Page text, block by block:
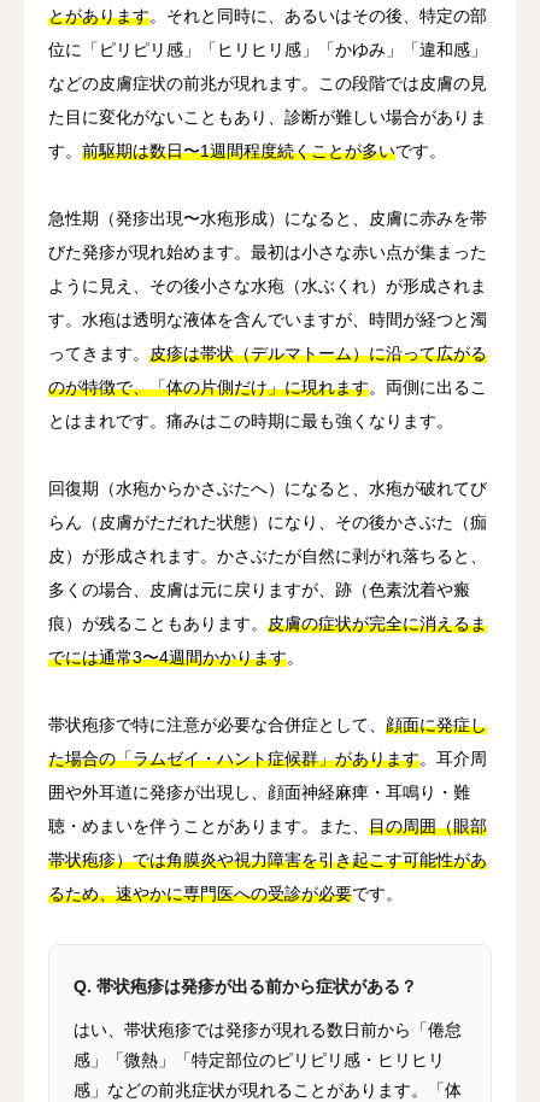
とがあります。それと同時に、あるいはその後、特定の部
位に「ピリピリ感」「ヒリヒリ感」「かゆみ」「違和感」
などの皮膚症状の前兆が現れます。この段階では皮膚の見
た目に変化がないこともあり、診断が難しい場合がありま
す。 前駆期は数日〜1週間程度続くことが多いです。
急性期（発疹出現〜水疱形成）になると、皮膚に赤みを帯
びた発疹が現れ始めます。最初は小さな赤い点が集まった
ように見え、その後小さな水疱（水ぶくれ）が形成されま
す。水疱は透明な液体を含んでいますが、時間が経つと濁
ってきます。 皮疹は帯状（デルマトーム）に沿って広がる
のが特徴で、「体の片側だけ」に現れます。両側に出るこ
とはまれです。痛みはこの時期に最も強くなります。
回復期（水疱からかさぶたへ）になると、水疱が破れてび
らん（皮膚がただれた状態）になり、その後かさぶた（痂
皮）が形成されます。かさぶたが自然に剥がれ落ちると、
多くの場合、皮膚は元に戻りますが、跡（色素沈着や瘢
痕）が残ることもあります。 皮膚の症状が完全に消えるま
でには通常3〜4週間かかります。
帯状疱疹で特に注意が必要な合併症として、 顔面に発症し
た場合の「ラムゼイ・ハント症候群」があります。耳介周
囲や外耳道に発疹が出現し、顔面神経麻痺・耳鳴り・難
聴・めまいを伴うことがあります。また、 目の周囲（眼部
帯状疱疹）では角膜炎や視力障害を引き起こす可能性があ
るため、速やかに専門医への受診が必要です。
Q. 帯状疱疹は発疹が出る前から症状がある？
はい、帯状疱疹では発疹が現れる数日前から「倦怠
感」「微熱」「特定部位のピリピリ感・ヒリヒリ
感」などの前兆症状が現れることがあります。「体